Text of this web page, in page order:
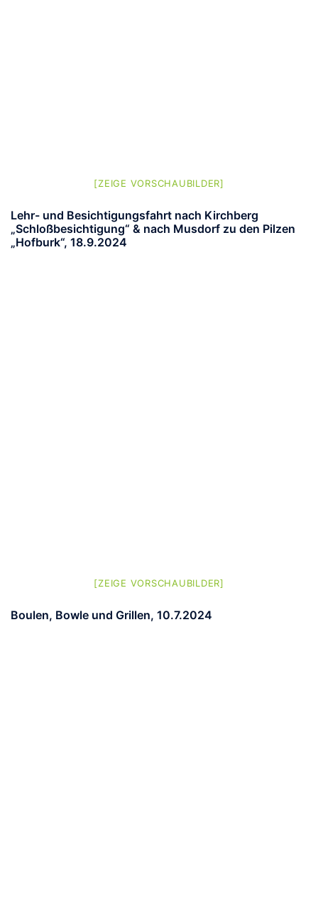
[ZEIGE VORSCHAUBILDER]
Lehr- und Besichtigungsfahrt nach Kirchberg
„Schloßbesichtigung“ & nach Musdorf zu den Pilzen
„Hofburk“, 18.9.2024
[ZEIGE VORSCHAUBILDER]
Boulen, Bowle und Grillen, 10.7.2024